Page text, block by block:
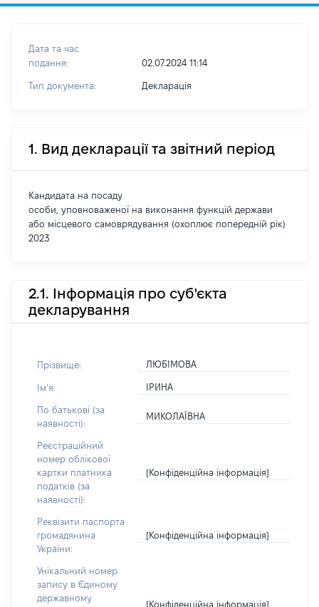
Дата та час
подання:
02.07.2024 11:14
Тип документа: Декларація
1. Вид декларації та звітний період
Кандидата на посаду
особи, уповноваженої на виконання функцій держави
або місцевого самоврядування (охоплює попередній рік)
2023
2.1. Інформація про суб'єкта
декларування
Прізвище: ЛЮБІМОВА
Імʼя: ІРИНА
По батькові (за
наявності):
МИКОЛАЇВНА
Реєстраційний
номер облікової
картки платника
податків (за
наявності):
[Конфіденційна інформація]
Реквізити паспорта
громадянина
України:
[Конфіденційна інформація]
Унікальний номер
запису в Єдиному
державному
[Конфіденційна інформація]